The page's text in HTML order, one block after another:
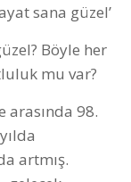
sana güzel’
Böyle her
mu var?
arasında 98.
artmış.